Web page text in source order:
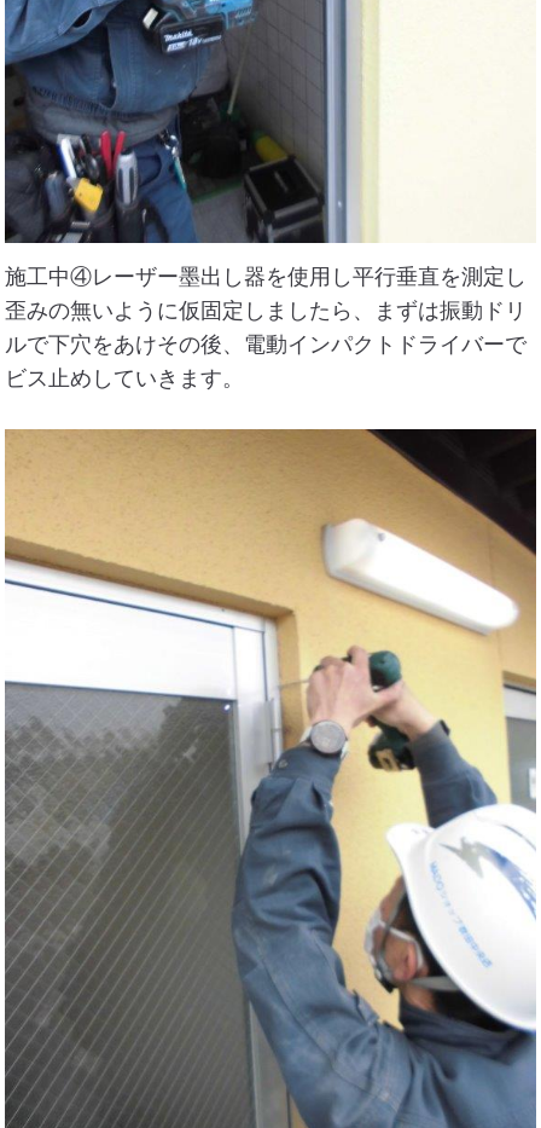
施工中④レーザー墨出し器を使用し平行垂直を測定し
歪みの無いように仮固定しましたら、まずは振動ドリ
ルで下穴をあけその後、電動インパクトドライバーで
ビス止めしていきます。